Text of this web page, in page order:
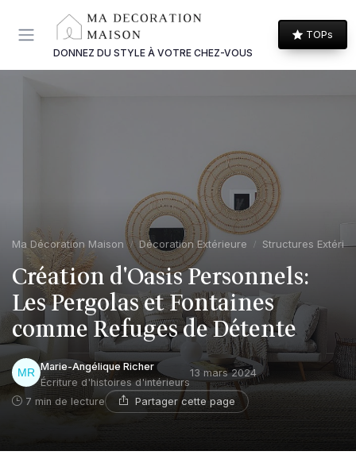
DONNEZ DU STYLE À VOTRE CHEZ-VOUS
TOPs
Ma Décoration Maison Décoration Extérieure Structures
Création d'Oasis Personnels:
Les Pergolas et Fontaines
comme Refuges de Détente
Marie-Angélique Richer
Écriture d'histoires d'intérieurs
13 mars 2024
7 min de lecture Partager cette page
Panneau de gestion des cookies